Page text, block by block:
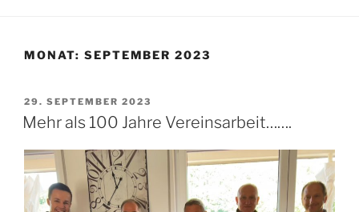
MONAT: SEPTEMBER 2023
VERÖFFENTLICHT
AM
29. SEPTEMBER 2023
Mehr als 100 Jahre Vereinsarbeit…….